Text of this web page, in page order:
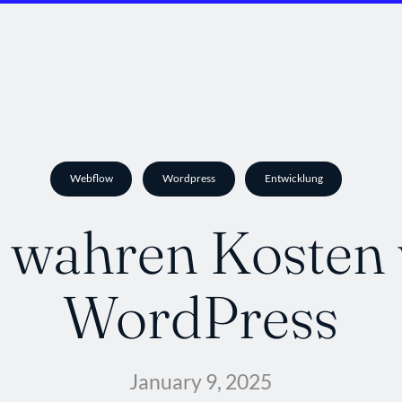
Webflow Wordpress Entwicklung
Kosten
WordPress
January 9, 2025